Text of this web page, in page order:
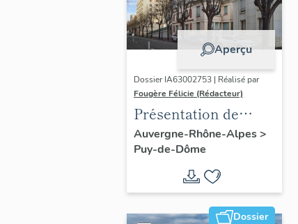
Aperçu
Dossier IA63002753 | Réalisé par
Fougère Félicie (Rédacteur)
Présentation de
l'opération
d'inventaire des
boulevards de
ceinture de
Clermont-Ferrand
Auvergne-Rhône-Alpes>
Puy-de-Dôme
Dossier